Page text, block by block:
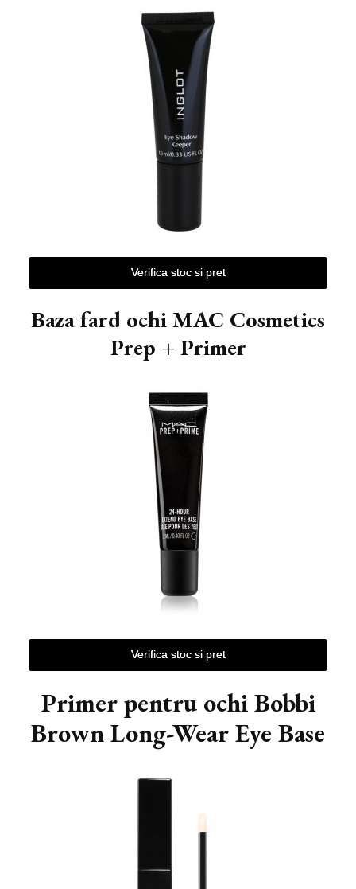
Verifica stoc si pret
Baza fard ochi MAC Cosmetics
Prep + Primer
Verifica stoc si pret
Primer pentru ochi Bobbi
Brown Long-Wear Eye Base